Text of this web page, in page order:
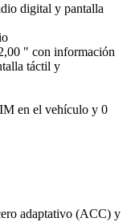
digital y pantalla
" con información
táctil y
en el vehículo y 0
adaptativo (ACC) y